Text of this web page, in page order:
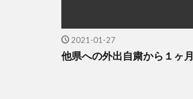
2021-01-27
他県への外出自粛から１ヶ月